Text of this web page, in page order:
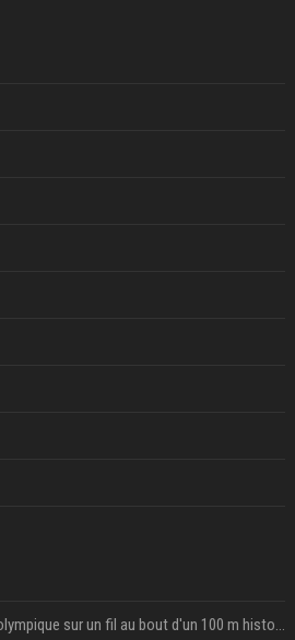
Noah Lyles, l'or olympique sur un fil au bout d'un 100 m historique